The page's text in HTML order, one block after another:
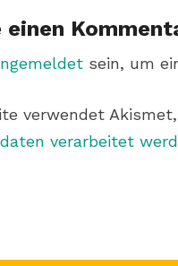
einen
sein, um
verwendet
verarbeitet